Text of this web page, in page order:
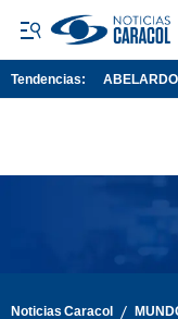
Tendencias:
Noticias Caracol /